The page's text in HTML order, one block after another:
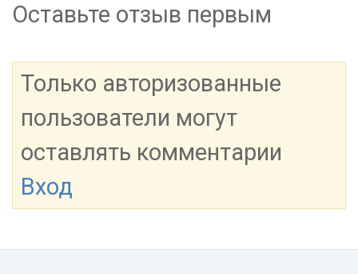
Оставьте отзыв первым
Только авторизованные
пользователи могут
оставлять комментарии
Вход